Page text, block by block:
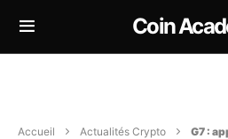
Coin
Accueil Actualités Crypto
G7 :